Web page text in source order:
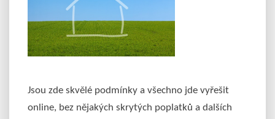
Jsou zde skvělé podmínky a všechno jde vyřešit
online, bez nějakých skrytých poplatků a dalších